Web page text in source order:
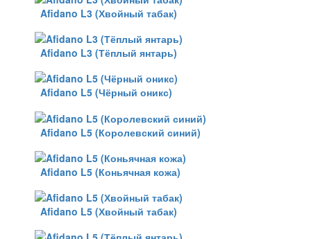
Afidano L3 (Хвойный табак)
Afidano L3 (Тёплый янтарь)
Afidano L5 (Чёрный оникс)
Afidano L5 (Королевский синий)
Afidano L5 (Коньячная кожа)
Afidano L5 (Хвойный табак)